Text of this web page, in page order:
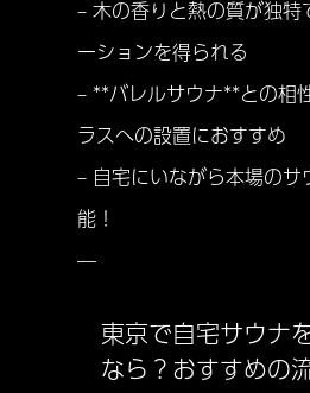
– 木の香りと熱の質が独
ーションを得られる
– **バレルサウナ**との相
ラスへの設置におすすめ
– 自宅にいながら本場の
能！
—
東京で自宅サウナ
なら？おすすめの